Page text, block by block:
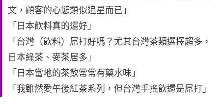
文，顧客的心態類似追星而已」
「日本飲料真的還好」
「台灣（飲料）屌打好嗎？尤其台灣茶類選擇超多，
日本綠茶、麥茶居多」
「日本當地的茶飲常常有藥水味」
「我雖然愛午後紅茶系列，但台灣手搖飲還是屌打」